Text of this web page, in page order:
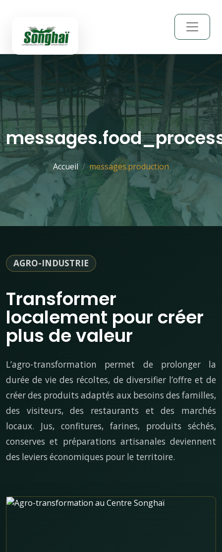
Accueil messages.production
AGRO-INDUSTRIE
Transformer
localement pour créer
plus de valeur
L’agro-transformation permet de prolonger la
durée de vie des récoltes, de diversifier l’offre et de
créer des produits adaptés aux besoins des familles,
des visiteurs, des restaurants et des marchés
locaux. Jus, confitures, farines, produits séchés,
conserves et préparations artisanales deviennent
des leviers économiques pour le territoire.